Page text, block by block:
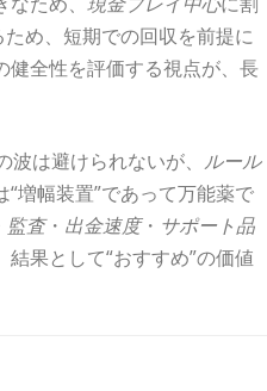
め、短期での回収を前提に
健全性を評価する視点が、長
は避けられないが、 ルール
増幅装置”であって万能薬で
監査・ 出金速度・ サポート品
果として“おすすめ”の価値